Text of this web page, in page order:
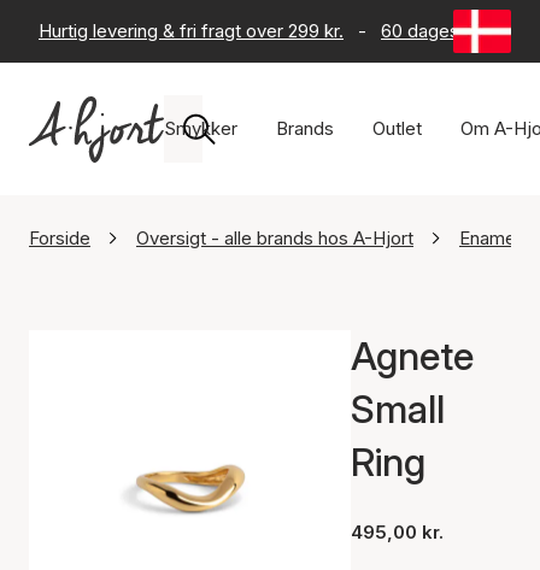
Hurtig levering & fri fragt over 299 kr. - 60 dages returret
Smykker Brands Outlet Om A-
Forside Oversigt - alle brands hos A-Hjort Enamel
Agnete
Small
Ring
495,00 kr.